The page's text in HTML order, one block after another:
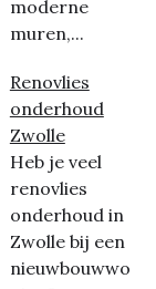
moderne
muren,...
Renovlies
onderhoud
Zwolle
Heb je veel
renovlies
onderhoud in
Zwolle bij een
nieuwbouwwo